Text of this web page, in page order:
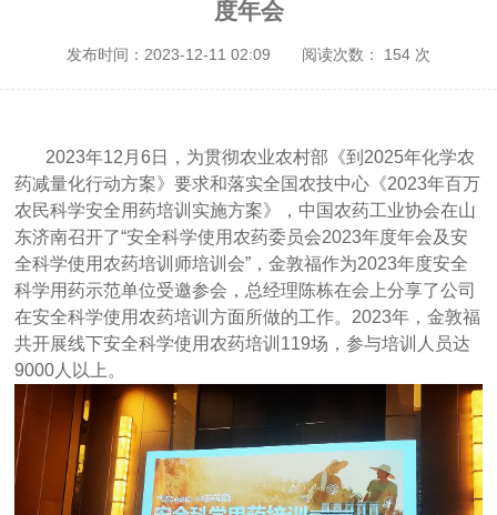
度年会
发布时间：2023-12-11 02:09 阅读次数： 154 次
2023年12月6日，为贯彻农业农村部《到2025年化学农
药减量化行动方案》要求和落实全国农技中心《2023年百万
农民科学安全用药培训实施方案》，中国农药工业协会在山
东济南召开了“安全科学使用农药委员会2023年度年会及安
全科学使用农药培训师培训会”，金敦福作为2023年度安全
科学用药示范单位受邀参会，总经理陈栋在会上分享了公司
在安全科学使用农药培训方面所做的工作。2023年，金敦福
共开展线下安全科学使用农药培训119场，参与培训人员达
9000人以上 。